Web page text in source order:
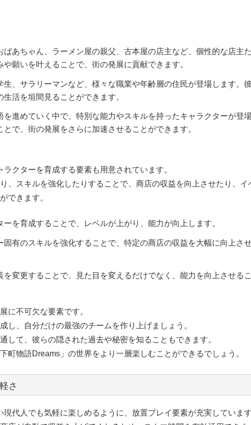
ばあちゃん、ラーメン屋の親父、古本屋の店主など、個性的な店主
願いを叶えることで、街の発展に貢献できます。
生、サラリーマンなど、様々な職業や年齢層の住民が登場します。
活を垣間見ることができます。
を進めていく中で、特別な能力やスキルを持ったキャラクターが登
とで、街の発展をさらに加速させることができます。
ラクターを育成する要素も用意されています。
、スキルを強化したりすることで、商店の収益を向上させたり、イ
できます。
ーを育成することで、レベルが上がり、能力が向上します。
固有のスキルを強化することで、特定の商店の収益を大幅に向上さ
を変更することで、見た目を変えるだけでなく、能力を向上させる
に不可欠な要素です。
し、自分だけの最強のチームを作り上げましょう。
して、彼らの隠された過去や秘密を知ることもできます。
町物語Dreams」の世界をより一層楽しむことができるでしょう。
さ
現代人でも気軽に楽しめるように、放置プレイ要素が充実しています